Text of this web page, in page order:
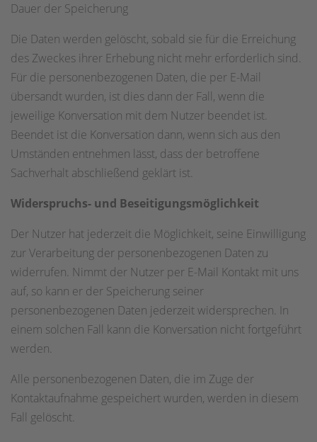
Dauer der Speicherung
Die Daten werden gelöscht, sobald sie für die Erreichung
des Zweckes ihrer Erhebung nicht mehr erforderlich sind.
Für die personenbezogenen Daten, die per E-Mail
übersandt wurden, ist dies dann der Fall, wenn die
jeweilige Konversation mit dem Nutzer beendet ist.
Beendet ist die Konversation dann, wenn sich aus den
Umständen entnehmen lässt, dass der betroffene
Sachverhalt abschließend geklärt ist.
Widerspruchs- und Beseitigungsmöglichkeit
Der Nutzer hat jederzeit die Möglichkeit, seine Einwilligung
zur Verarbeitung der personenbezogenen Daten zu
widerrufen. Nimmt der Nutzer per E-Mail Kontakt mit uns
auf, so kann er der Speicherung seiner
personenbezogenen Daten jederzeit widersprechen. In
einem solchen Fall kann die Konversation nicht fortgeführt
werden.
Alle personenbezogenen Daten, die im Zuge der
Kontaktaufnahme gespeichert wurden, werden in diesem
Fall gelöscht.